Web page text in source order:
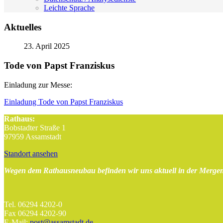
Leichte Sprache
Aktuelles
23. April 2025
Tode von Papst Franziskus
Einladung zur Messe:
Einladung Tode von Papst Franziskus
Rathaus:
Bobstadter Straße 1
97959 Assamstadt
Standort ansehen
Wegen dem Rathausneubau befinden wir uns aktuell in der
Tel. 06294 4202-0
Fax 06294 4202-90